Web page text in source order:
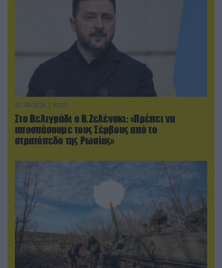
07.08.2026 | 02:02
Στο Βελιγράδι ο Β.Ζελένσκι: «Πρέπει να
αποσπάσουμε τους Σέρβους από το
στρατόπεδο της Ρωσίας»